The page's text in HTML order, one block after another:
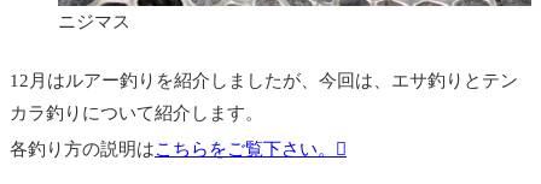
ライン(道糸)
ライン(ハリス)
ニジマス
12月はルアー釣りを紹介しましたが、今回は、エサ釣りとテン
カラ釣りについて紹介します。
各釣り方の説明はこちらをご覧下さい。